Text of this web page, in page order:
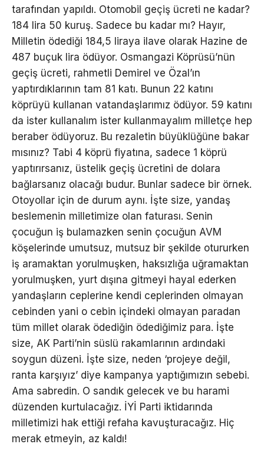
tarafından yapıldı. Otomobil geçiş ücreti ne kadar?
184 lira 50 kuruş. Sadece bu kadar mı? Hayır,
Milletin ödediği 184,5 liraya ilave olarak Hazine de
487 buçuk lira ödüyor. Osmangazi Köprüsü’nün
geçiş ücreti, rahmetli Demirel ve Özal’ın
yaptırdıklarının tam 81 katı. Bunun 22 katını
köprüyü kullanan vatandaşlarımız ödüyor. 59 katını
da ister kullanalım ister kullanmayalım milletçe hep
beraber ödüyoruz. Bu rezaletin büyüklüğüne bakar
mısınız? Tabi 4 köprü fiyatına, sadece 1 köprü
yaptırırsanız, üstelik geçiş ücretini de dolara
bağlarsanız olacağı budur. Bunlar sadece bir örnek.
Otoyollar için de durum aynı. İşte size, yandaş
beslemenin milletimize olan faturası. Senin
çocuğun iş bulamazken senin çocuğun AVM
köşelerinde umutsuz, mutsuz bir şekilde otururken
iş aramaktan yorulmuşken, haksızlığa uğramaktan
yorulmuşken, yurt dışına gitmeyi hayal ederken
yandaşların ceplerine kendi ceplerinden olmayan
cebinden yani o cebin içindeki olmayan paradan
tüm millet olarak ödediğin ödediğimiz para. İşte
size, AK Parti’nin süslü rakamlarının ardındaki
soygun düzeni. İşte size, neden ‘projeye değil,
ranta karşıyız’ diye kampanya yaptığımızın sebebi.
Ama sabredin. O sandık gelecek ve bu harami
düzenden kurtulacağız. İYİ Parti iktidarında
milletimizi hak ettiği refaha kavuşturacağız. Hiç
merak etmeyin, az kaldı!